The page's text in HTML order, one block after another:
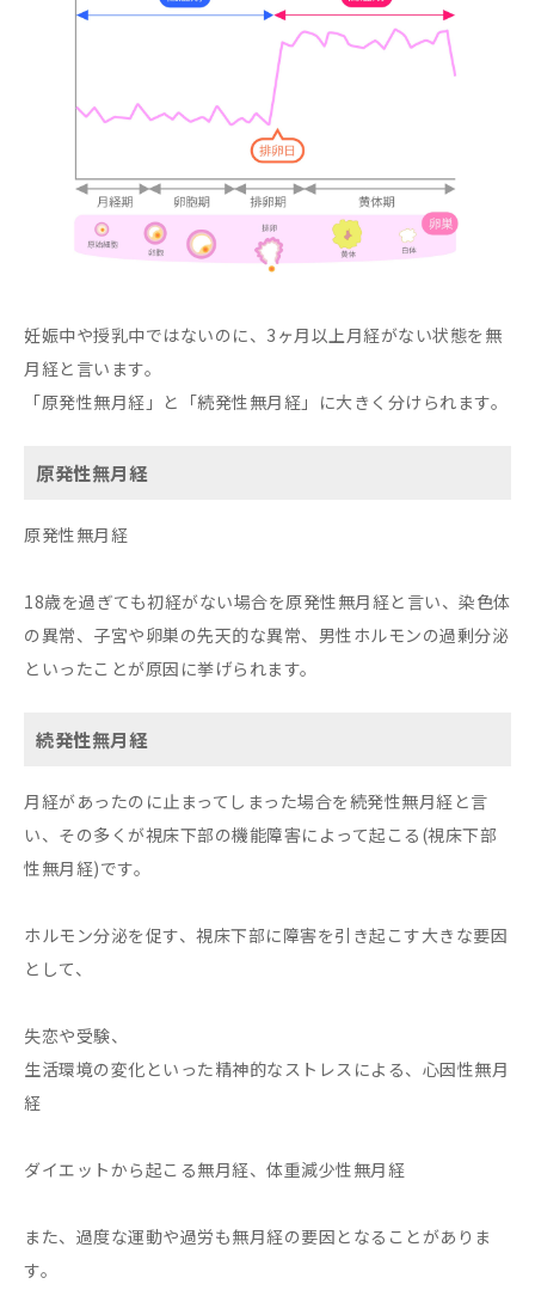
妊娠中や授乳中ではないのに、3ヶ月以上月経がない状態を無
月経と言います。
「原発性無月経」と「続発性無月経」に大きく分けられます。
原発性無月経
原発性無月経
18歳を過ぎても初経がない場合を原発性無月経と言い、染色体
の異常、子宮や卵巣の先天的な異常、男性ホルモンの過剰分泌
といったことが原因に挙げられます。
続発性無月経
月経があったのに止まってしまった場合を続発性無月経と言
い、その多くが視床下部の機能障害によって起こる(視床下部
性無月経)です。
ホルモン分泌を促す、視床下部に障害を引き起こす大きな要因
として、
失恋や受験、
生活環境の変化といった精神的なストレスによる、心因性無月
経
ダイエットから起こる無月経、体重減少性無月経
また、過度な運動や過労も無月経の要因となることがありま
す。